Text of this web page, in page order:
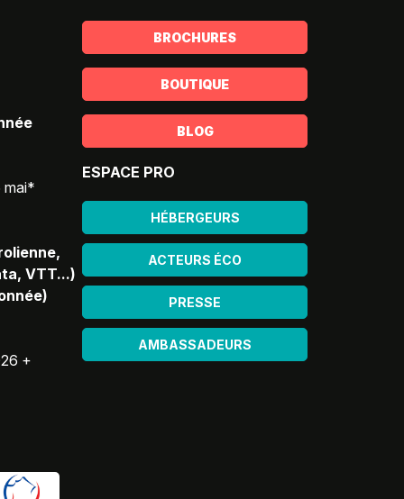
mai*
VTT...)
+
BROCHURES
BOUTIQUE
BLOG
ESPACE PRO
HÉBERGEURS
ACTEURS ÉCO
PRESSE
AMBASSADEURS